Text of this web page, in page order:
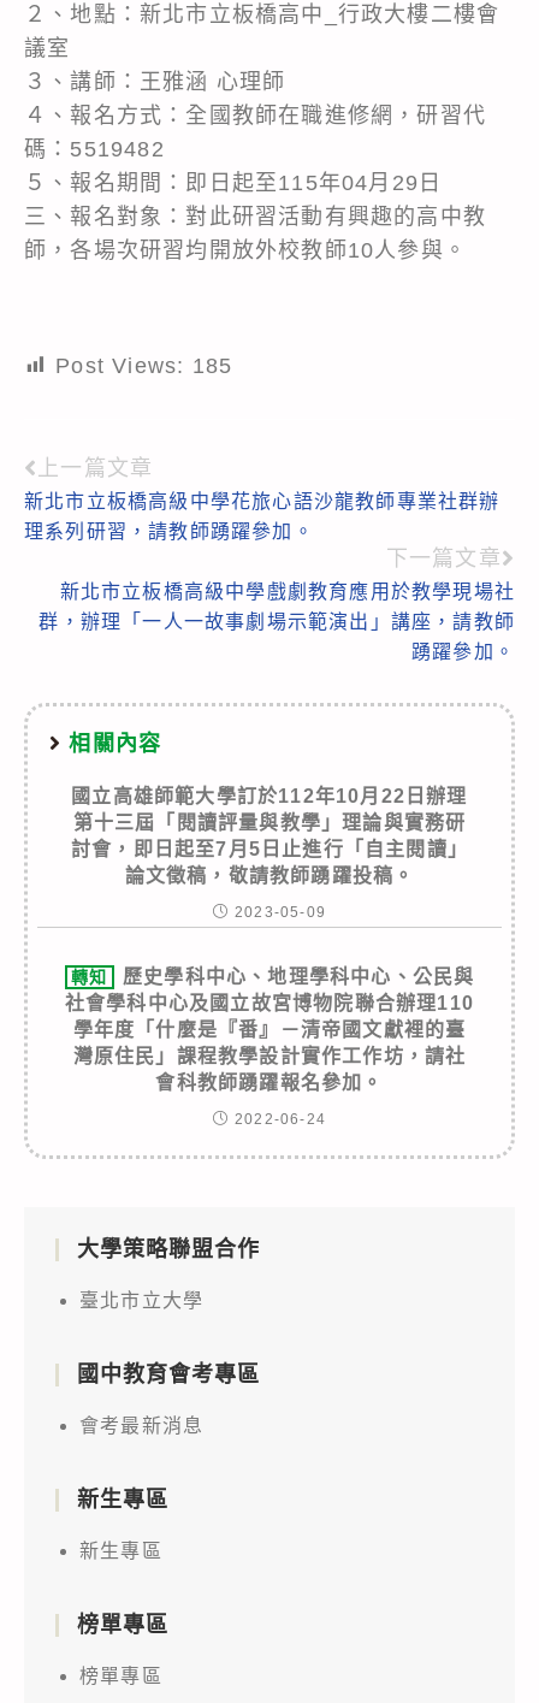
２、地點：新北市立板橋高中_行政大樓二樓會
議室
３、講師：王雅涵 心理師
４、報名方式：全國教師在職進修網，研習代
碼：5519482
５、報名期間：即日起至115年04月29日
三、報名對象：對此研習活動有興趣的高中教
師，各場次研習均開放外校教師10人參與。
Post Views: 185
Read
more
上一篇文章
新北市立板橋高級中學花旅心語沙龍教師專業社群辦
理系列研習，請教師踴躍參加。
下一篇文章
新北市立板橋高級中學戲劇教育應用於教學現場社
群，辦理「一人一故事劇場示範演出」講座，請教師
踴躍參加。
相關內容
國立高雄師範大學訂於112年10月22日辦理
第十三屆「閱讀評量與教學」理論與實務研
討會，即日起至7月5日止進行「自主閱讀」
論文徵稿，敬請教師踴躍投稿。
2023-05-09
轉知
歷史學科中心、地理學科中心、公民與
社會學科中心及國立故宮博物院聯合辦理110
學年度「什麼是『番』－清帝國文獻裡的臺
灣原住民」課程教學設計實作工作坊，請社
會科教師踴躍報名參加。
2022-06-24
大學策略聯盟合作
臺北市立大學
國中教育會考專區
會考最新消息
新生專區
新生專區
榜單專區
榜單專區